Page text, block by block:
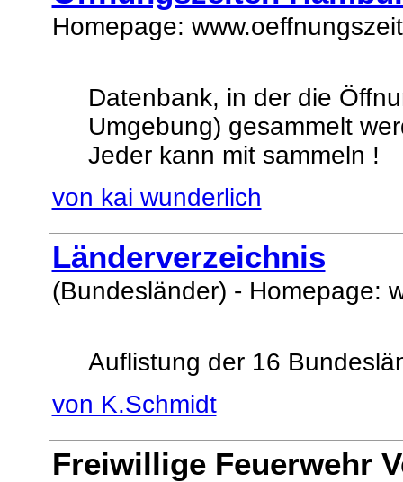
Homepage:
Datenbank, in der die
Umgebung) gesammelt
Jeder kann mit sammeln !
von kai wunderlich
Länderverzeichnis
(Bundesländer) - Homepage:
Auflistung der 16
von K.Schmidt
Freiwillige Feuerwehr